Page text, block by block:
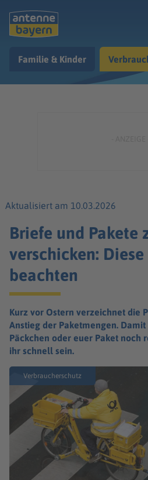
Familie & Kinder
Aktualisiert am 10.03.2026
Briefe und Pakete
verschicken:
beachten
Kurz vor Ostern verzeichnet die
Anstieg der Paketmengen.
Päckchen oder euer Paket noch
ihr schnell sein.
Verbraucherschutz